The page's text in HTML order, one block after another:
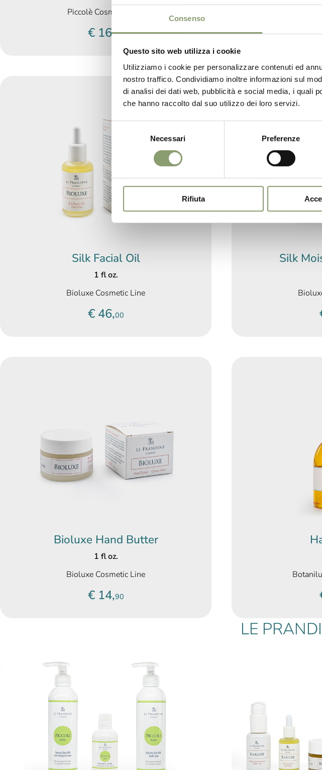
Consenso
Questo sito web utilizza i cookie
Utilizziamo i cookie per personalizzare contenuti ed
nostro traffico. Condividiamo inoltre informazioni sul
di analisi dei dati web, pubblicità e social media, i quali
che hanno raccolto dal suo utilizzo dei loro servizi.
del
consenso
Necessari Preferenze
Rifiuta
Piccolè Cosmetic Line
€ 16,00
Silk Facial Oil
1 fl oz.
Bioluxe Cosmetic Line
€ 46,00
Silk
Bioluxe Hand Butter
1 fl oz.
Bioluxe Cosmetic Line
€ 14,90
LE